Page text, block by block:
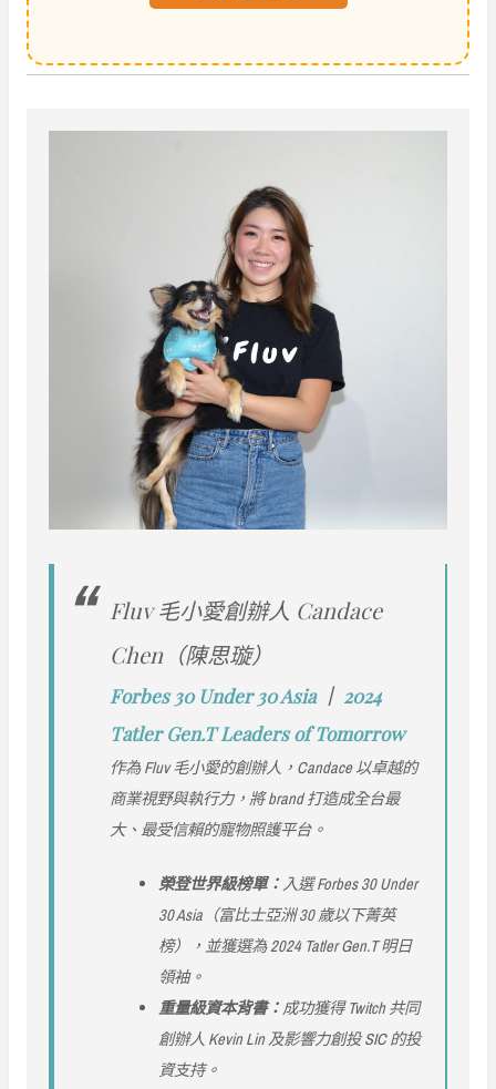
Fluv 毛小愛創辦人 Candace
Chen（陳思璇）
Forbes 30 Under 30 Asia｜ 2024
Tatler Gen.T Leaders of Tomorrow
作為 Fluv 毛小愛的創辦人，Candace 以卓越的
商業視野與執行力，將 brand 打造成全台最
大、最受信賴的寵物照護平台。
榮登世界級榜單： 入選 Forbes 30 Under
30 Asia（富比士亞洲 30 歲以下菁英
榜），並獲選為 2024 Tatler Gen.T 明日
領袖。
重量級資本背書： 成功獲得 Twitch 共同
創辦人 Kevin Lin 及影響力創投 SIC 的投
資支持。